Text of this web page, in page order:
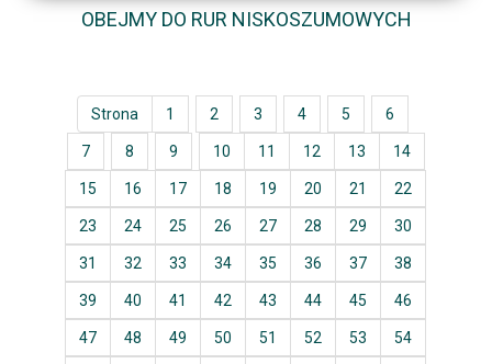
OBEJMY DO RUR NISKOSZUMOWYCH
Strona 1 2 3 4 5 6
7 8 9 10 11 12 13 14
15 16 17 18 19 20 21 22
23 24 25 26 27 28 29 30
31 32 33 34 35 36 37 38
39 40 41 42 43 44 45 46
47 48 49 50 51 52 53 54